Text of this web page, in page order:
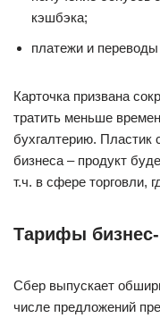
кэшбэка;
платежи и
Карточка призвана
тратить меньше
бухгалтерию. Пластик
бизнеса – продукт
т.ч. в сфере торговли,
Тарифы
Сбер выпускает
числе предложений